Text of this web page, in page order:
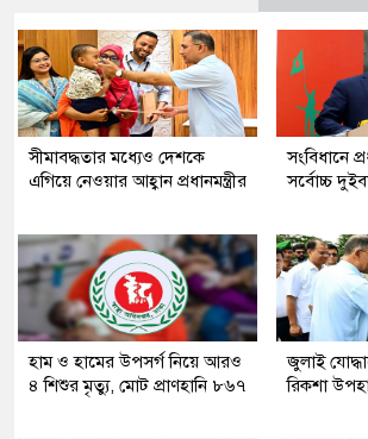
সীমাবদ্ধতার মধ্যেও দেশকে
এগিয়ে নেওয়ার আহ্বান প্রধানমন্ত্রীর
সংবিধানে
সর্বোচ্চ
হাম ও হামের উপসর্গ নিয়ে আরও
৪ শিশুর মৃত্যু, মোট প্রাণহানি ৮৬৭
জুলাই
রিকশা